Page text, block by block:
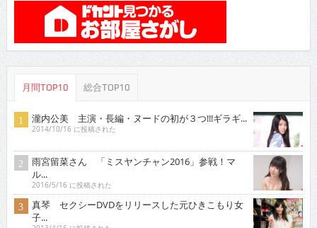
月間TOP10 総合TOP10
瀧内公美 主演・長編・ヌードの初が３つ!!!ギラギ...
2014/10/16 に投稿された
雨宮留菜さん 「ミスヤンチャン2016」参戦！マ
ル...
2016/5/16 に投稿された
真琴 セクシーDVDをリリースした元ひきこもり女
子...